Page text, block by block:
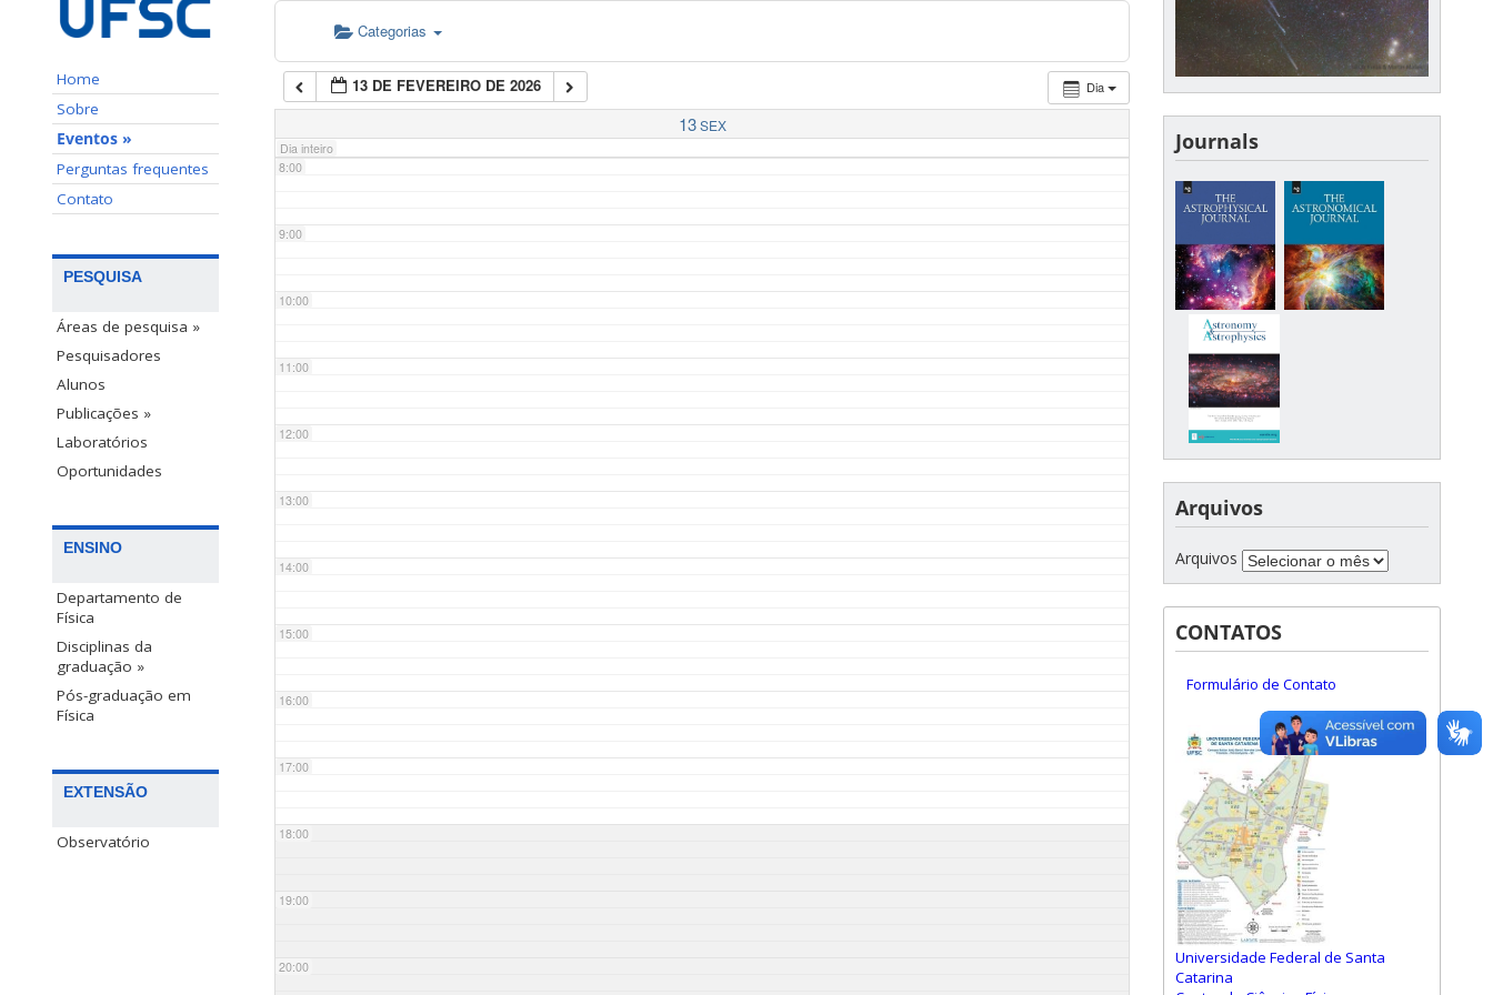
Home
Sobre
Eventos »
Perguntas frequentes
Contato
PESQUISA
Áreas de pesquisa »
Pesquisadores
Alunos
Publicações »
Laboratórios
Oportunidades
ENSINO
Departamento de
Física
Disciplinas da
graduação »
Pós-graduação em
Física
EXTENSÃO
Observatório
Categorias
Dia
13 DE FEVEREIRO DE 2026
13 SEX
Dia inteiro
7:00
8:00
9:00
10:00
11:00
12:00
13:00
14:00
15:00
16:00
17:00
18:00
19:00
20:00
Journals
Arquivos
Arquivos
CONTATOS
Formulário de Contato
Universidade Federal de Santa
Catarina